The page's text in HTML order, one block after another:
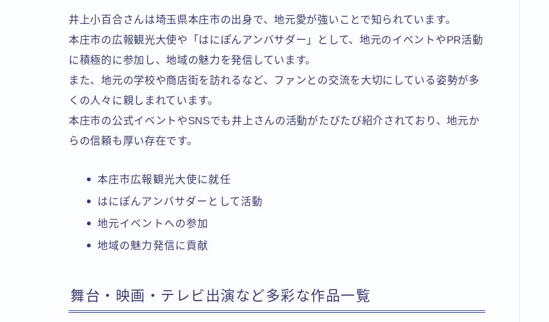
井上小百合さんは埼玉県本庄市の出身で、地元愛が強いことで知られています。
本庄市の広報観光大使や「はにぽんアンバサダー」として、地元のイベントやPR活動
に積極的に参加し、地域の魅力を発信しています。
また、地元の学校や商店街を訪れるなど、ファンとの交流を大切にしている姿勢が多
くの人々に親しまれています。
本庄市の公式イベントやSNSでも井上さんの活動がたびたび紹介されており、地元か
らの信頼も厚い存在です。
本庄市広報観光大使に就任
はにぽんアンバサダーとして活動
地元イベントへの参加
地域の魅力発信に貢献
舞台・映画・テレビ出演など多彩な作品一覧